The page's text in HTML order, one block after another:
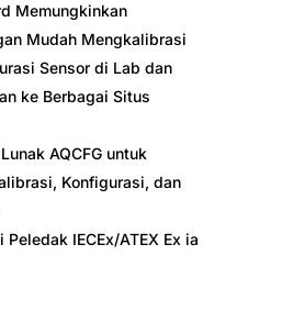
Memungkinkan
Mudah Mengkalibrasi
Sensor di Lab dan
ke Berbagai Situs
AQCFG untuk
Konfigurasi, dan
IECEx/ATEX Ex ia